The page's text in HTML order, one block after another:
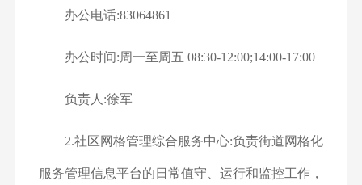
办公电话:83064861
办公时间:周一至周五 08:30-12:00;14:00-17:00
负责人:徐军
2.社区网格管理综合服务中心:负责街道网格化
服务管理信息平台的日常值守、运行和监控工作，